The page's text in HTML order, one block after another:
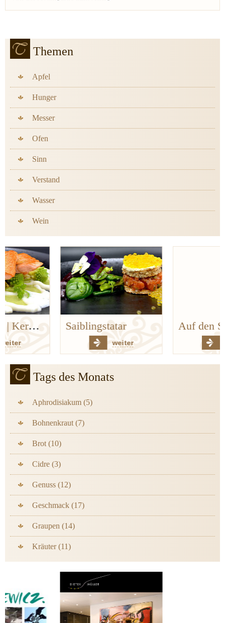
Themen
Apfel
Hunger
Messer
Ofen
Sinn
Verstand
Wasser
Wein
Saiblingstatar Auf den Spuren der Bergischen Küchenklassiker
Tags des Monats
Aphrodisiakum (5)
Bohnenkraut (7)
Brot (10)
Cidre (3)
Genuss (12)
Geschmack (17)
Graupen (14)
Kräuter (11)